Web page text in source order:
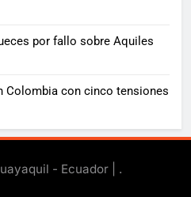
por fallo sobre Aquiles
Colombia con cinco tensiones
- Ecuador | .